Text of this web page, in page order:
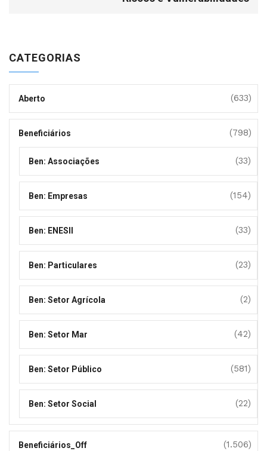
CATEGORIAS
Aberto (633)
Beneficiários (798)
Ben: Associações (33)
Ben: Empresas (154)
Ben: ENESII (33)
Ben: Particulares (23)
Ben: Setor Agrícola (2)
Ben: Setor Mar (42)
Ben: Setor Público (581)
Ben: Setor Social (22)
Beneficiários_Off (1.506)